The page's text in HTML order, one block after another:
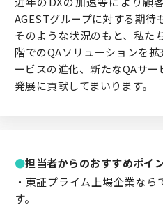
AGESTグループに対する期待
そのような状況のもと、私た
階でのQAソリューションを
ービスの進化、新たなQAサ
発展に貢献してまいります。
担当者からのおすすめポイ
・東証プライム上場企業な
す。